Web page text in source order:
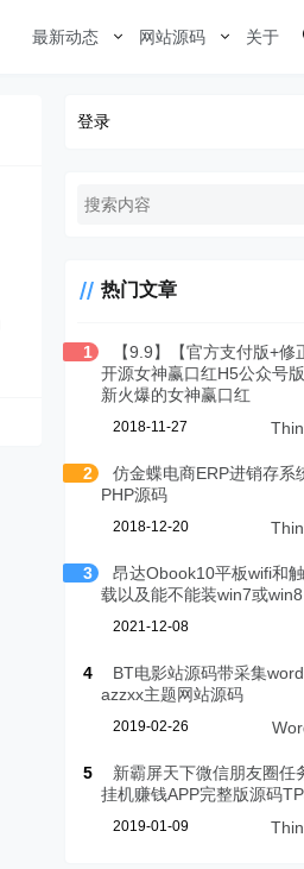
最新动态 网站源码 关于
登录
热门文章
1
【9.9】【官方支付版+修
开源女神赢口红H5公众号
新火爆的女神赢口红
2018-11-27
2
仿金蝶电商ERP进销存系
PHP源码
2018-12-20
3
昂达Obook10平板wifi和
载以及能不能装win7或win8
2021-12-08
4
BT电影站源码带采集
azzxx主题网站源码
2019-02-26
5
新霸屏天下微信朋友圈任
挂机赚钱APP完整版源码
2019-01-09